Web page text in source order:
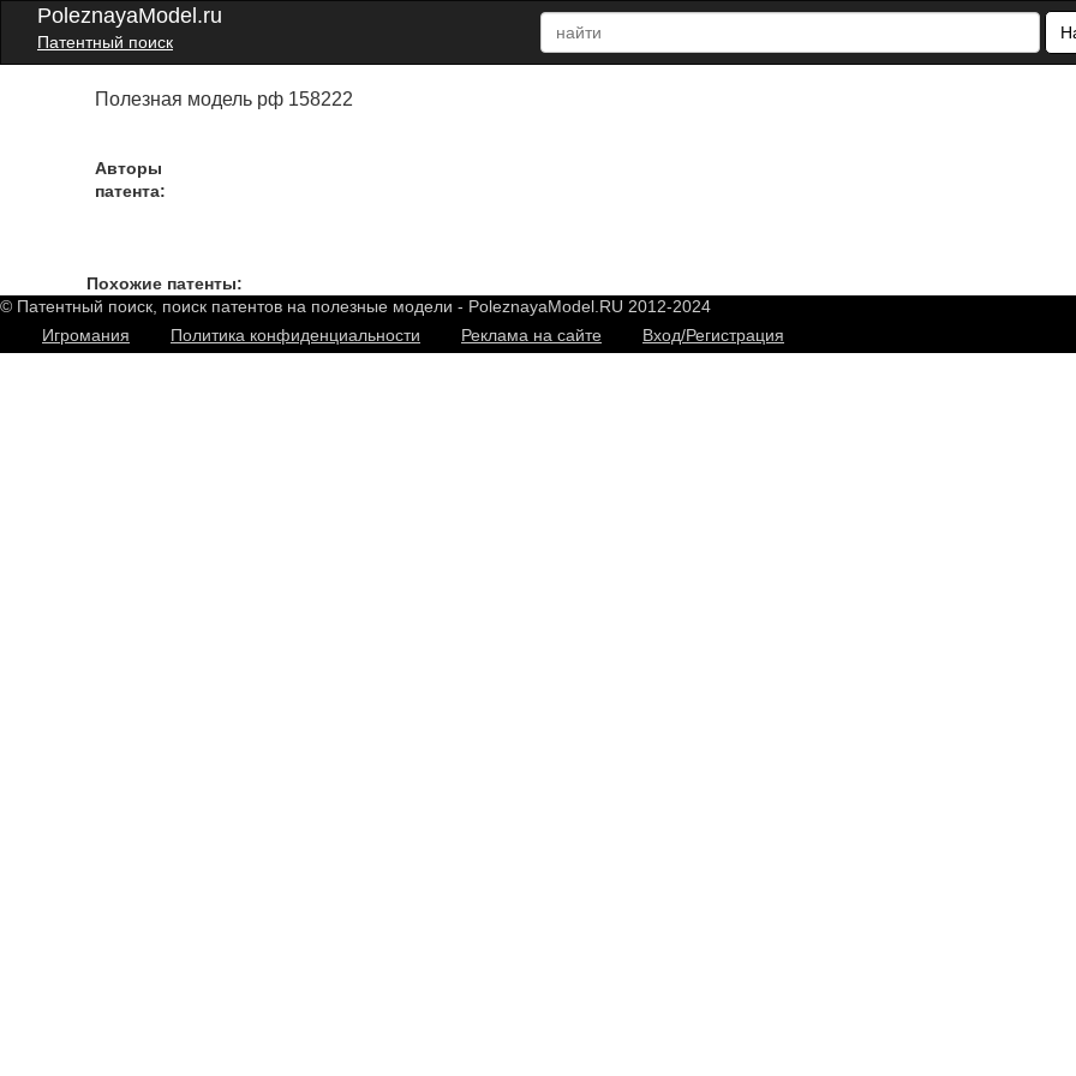
PoleznayaModel.ru
Патентный поиск
Полезная модель рф 158222
Авторы
патента:
Похожие патенты:
© Патентный поиск, поиск патентов на полезные модели - PoleznayaModel.RU 2012-2024
Игромания
Политика конфиденциальности Реклама на сайте Вход/Регистрация